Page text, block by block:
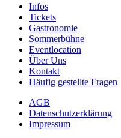
Infos
Tickets
Gastronomie
Sommerbühne
Eventlocation
Über Uns
Kontakt
Häufig gestellte Fragen
AGB
Datenschutzerklärung
Impressum